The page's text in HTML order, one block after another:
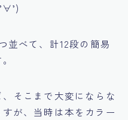
並べて、計12段の簡易
そこまで大変にならな
が、当時は本をカラー